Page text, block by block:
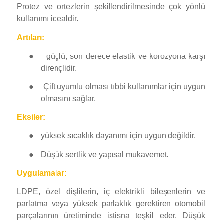
Protez ve ortezlerin şekillendirilmesinde çok yönlü
kullanımı idealdir.
Artıları:
●
güçlü, son derece elastik ve korozyona karşı
dirençlidir.
●
Çift uyumlu olması tıbbi kullanımlar için uygun
olmasını sağlar.
Eksiler:
● yüksek sıcaklık dayanımı için uygun değildir.
● Düşük sertlik ve yapısal mukavemet.
Uygulamalar:
LDPE, özel dişlilerin, iç elektrikli bileşenlerin ve
parlatma veya yüksek parlaklık gerektiren otomobil
parçalarının üretiminde istisna teşkil eder. Düşük
RO
ES_MX